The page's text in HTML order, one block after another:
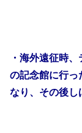
・海外遠征時
の記念館に行っ
なり、その後し